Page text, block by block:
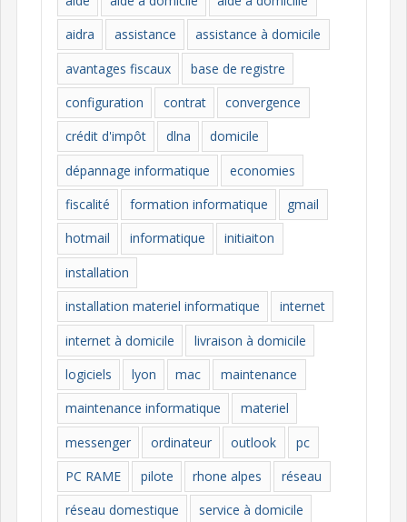
e
s
aidra
assistance
assistance à domicile
avantages fiscaux
base de registre
configuration
contrat
convergence
crédit d'impôt
dlna
domicile
dépannage informatique
economies
fiscalité
formation informatique
gmail
hotmail
informatique
initiaiton
installation
installation materiel informatique
internet
internet à domicile
livraison à domicile
logiciels
lyon mac
maintenance
maintenance informatique
materiel
messenger
ordinateur outlook
pc
PC RAME
pilote rhone alpes
réseau
réseau domestique
service à domicile